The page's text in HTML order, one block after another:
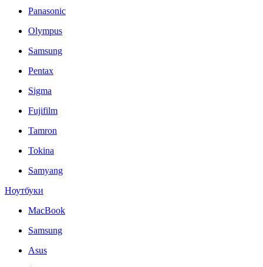
Panasonic
Olympus
Samsung
Pentax
Sigma
Fujifilm
Tamron
Tokina
Samyang
Ноутбуки
MacBook
Samsung
Asus